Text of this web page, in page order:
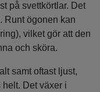
på svettkörtlar. Det
Runt ögonen kan
vilket gör att den
och sköra.
samt oftast ljust,
Det växer i